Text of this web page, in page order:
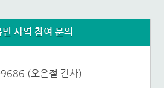
민 사역 참여 문의
(오은철 간사)